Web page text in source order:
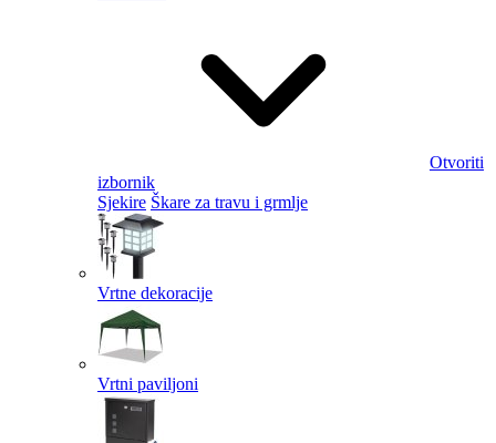
Otvoriti
izbornik
Sjekire Škare za travu i grmlje
Vrtne dekoracije
Vrtni paviljoni